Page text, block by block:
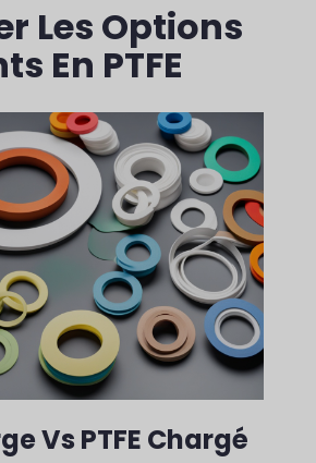
Les Options
En PTFE
Vs PTFE Chargé